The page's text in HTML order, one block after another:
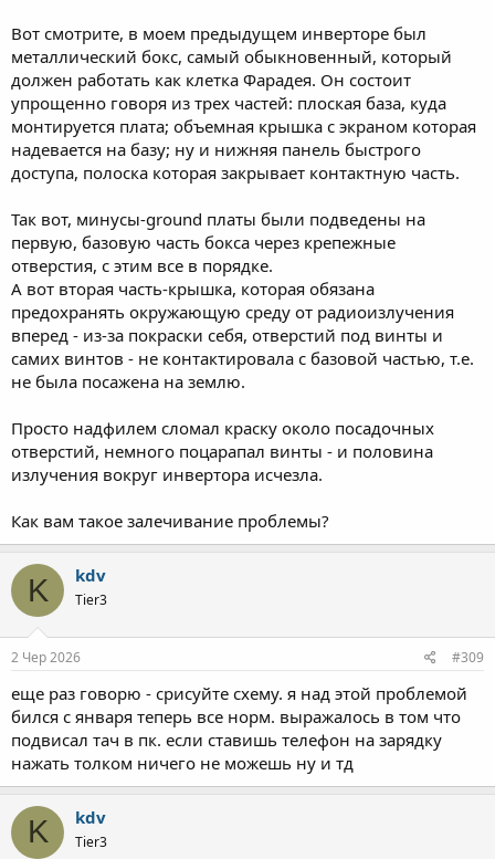
Вот смотрите, в моем предыдущем инверторе был
металлический бокс, самый обыкновенный, который
должен работать как клетка Фарадея. Он состоит
упрощенно говоря из трех частей: плоская база, куда
монтируется плата; объемная крышка с экраном которая
надевается на базу; ну и нижняя панель быстрого
доступа, полоска которая закрывает контактную часть.
Так вот, минусы-ground платы были подведены на
первую, базовую часть бокса через крепежные
отверстия, с этим все в порядке.
А вот вторая часть-крышка, которая обязана
предохранять окружающую среду от радиоизлучения
вперед - из-за покраски себя, отверстий под винты и
самих винтов - не контактировала с базовой частью, т.е.
не была посажена на землю.
Просто надфилем сломал краску около посадочных
отверстий, немного поцарапал винты - и половина
излучения вокруг инвертора исчезла.
Как вам такое залечивание проблемы?
K kdv
Tier3
2 Чер 2026 #309
еще раз говорю - срисуйте схему. я над этой проблемой
бился с января теперь все норм. выражалось в том что
подвисал тач в пк. если ставишь телефон на зарядку
нажать толком ничего не можешь ну и тд
K kdv
Tier3